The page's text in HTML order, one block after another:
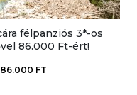
félpanziós 3*-os
86.000 Ft-ért!
86.000 FT